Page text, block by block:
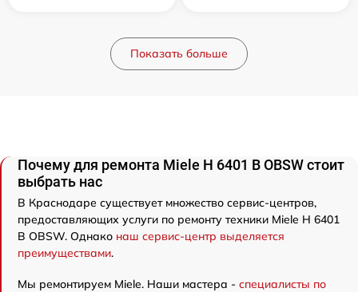
Показать больше
Почему для ремонта Miele H 6401 B OBSW стоит
выбрать нас
В Краснодаре существует множество сервис-центров,
предоставляющих услуги по ремонту техники Miele H 6401
B OBSW. Однако наш сервис-центр выделяется
преимуществами.
Мы ремонтируем Miele. Наши мастера - специалисты по